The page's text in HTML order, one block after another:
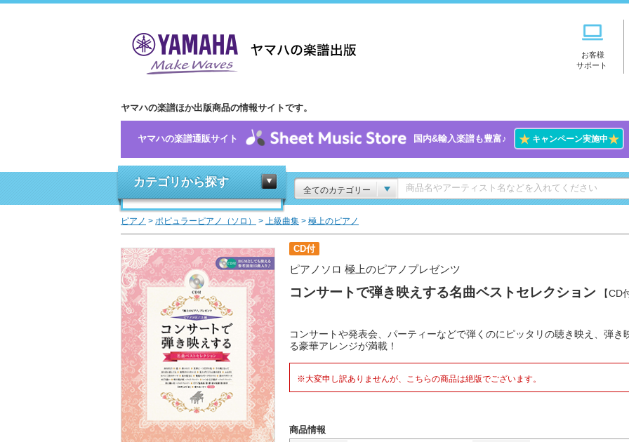
お客様
サポート
ヤマハの楽譜ほか出版商品の情報サイトです。
ヤマハの楽譜通販サイト 国内&輸入楽譜も豊富♪ ★キャンペーン実施中★
カテゴリから探す
全てのカテゴリー
ピアノ > ポピュラーピアノ（ソロ） > 上級曲集 > 極上のピアノ
CD付
ピアノソロ 極上のピアノプレゼンツ
コンサートで弾き映えする名曲ベストセレクション 【CD
コンサートや発表会、パーティーなどで弾くのにピッタリの聴き映え、弾き
る豪華アレンジが満載！
※大変申し訳ありませんが、こちらの商品は絶版でございます。
商品情報